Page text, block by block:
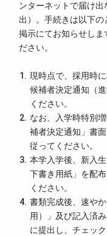
ンターネットで届け
出）。手続きは以下
掲示にてお知らせしま
ださい。
現時点で、採用時
候補者決定通知（
ください。
なお、入学時特別
補者決定通知」書
従ってください。
本学入学後、新入
下書き用紙」を配
ください。
書類完成後、速や
用）」及び記入済
に提出し、チェッ